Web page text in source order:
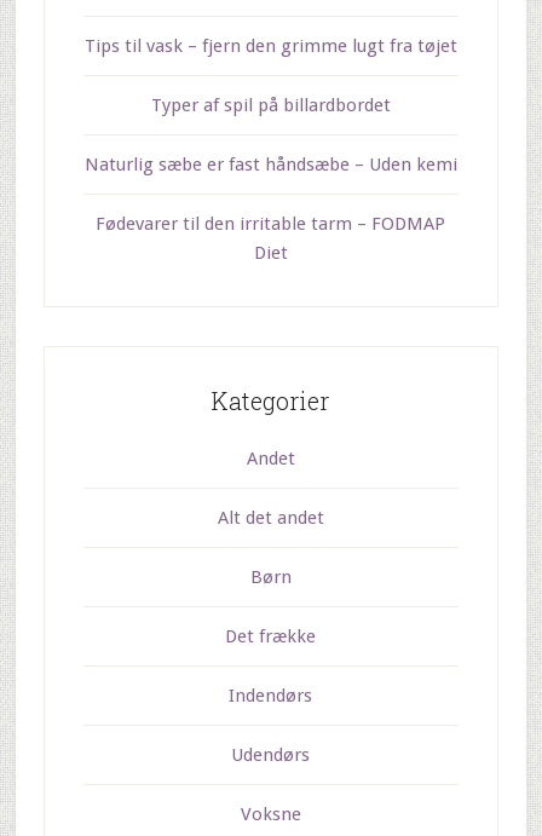
Tips til vask – fjern den grimme lugt fra tøjet
Typer af spil på billardbordet
Naturlig sæbe er fast håndsæbe – Uden kemi
Fødevarer til den irritable tarm – FODMAP
Diet
Kategorier
Andet
Alt det andet
Børn
Det frække
Indendørs
Udendørs
Voksne